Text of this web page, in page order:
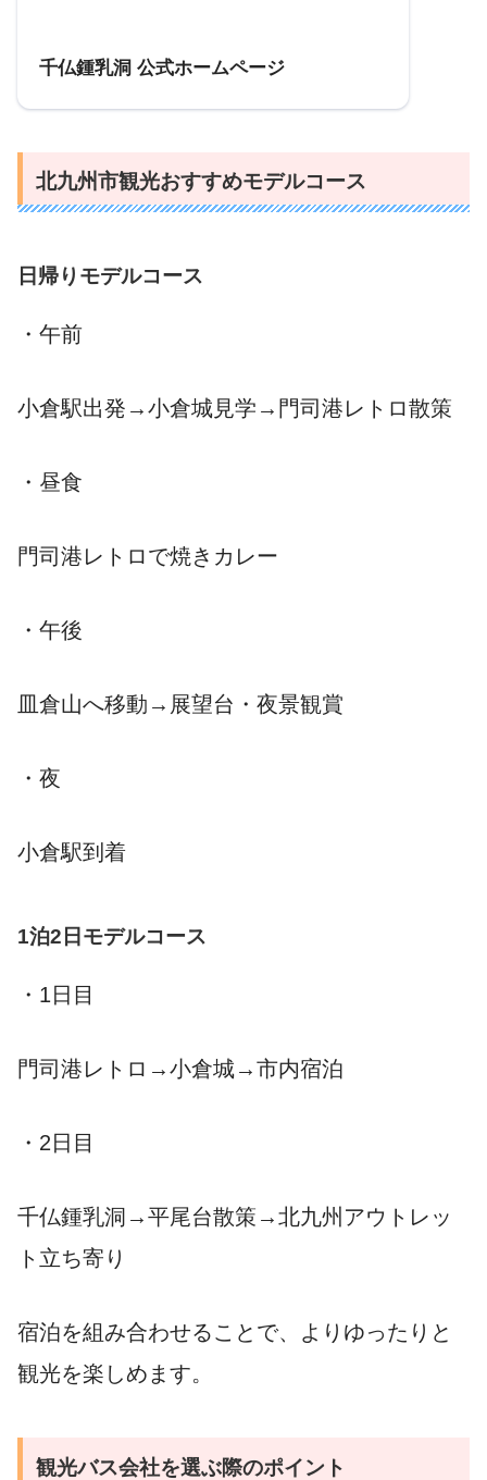
千仏鍾乳洞 公式ホームページ
北九州市観光おすすめモデルコース
日帰りモデルコース
・午前
小倉駅出発→小倉城見学→門司港レトロ散策
・昼食
門司港レトロで焼きカレー
・午後
皿倉山へ移動→展望台・夜景観賞
・夜
小倉駅到着
1泊2日モデルコース
・1日目
門司港レトロ→小倉城→市内宿泊
・2日目
千仏鍾乳洞→平尾台散策→北九州アウトレッ
ト立ち寄り
宿泊を組み合わせることで、よりゆったりと
観光を楽しめます。
観光バス会社を選ぶ際のポイント